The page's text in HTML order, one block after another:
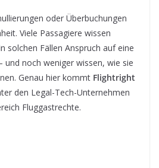
oder Überbuchungen
Viele Passagiere wissen
solchen Fällen Anspruch auf eine
und noch weniger wissen, wie sie
Genau hier kommt Flightright
den Legal-Tech-Unternehmen
Fluggastrechte.